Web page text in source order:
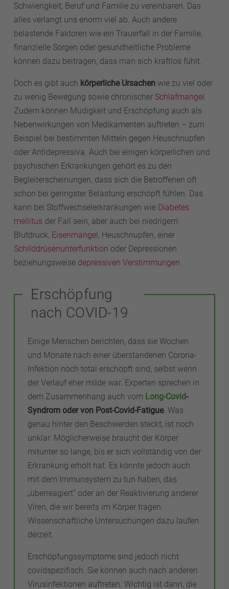
Schwierigkeit, Beruf und Familie zu vereinbaren. Das
alles verlangt uns enorm viel ab. Auch andere
belastende Faktoren wie ein Trauerfall in der Familie,
finanzielle Sorgen oder gesundheitliche Probleme
können dazu beitragen, dass man sich kraftlos fühlt.
Doch es gibt auch körperliche Ursachen wie zu viel oder
zu wenig Bewegung sowie chronischer Schlafmangel.
Zudem können Müdigkeit und Erschöpfung auch als
Nebenwirkungen von Medikamenten auftreten – zum
Beispiel bei bestimmten Mitteln gegen Heuschnupfen
oder Antidepressiva. Auch bei einigen körperlichen und
psychischen Erkrankungen gehört es zu den
Begleiterscheinungen, dass sich die Betroffenen oft
schon bei geringster Belastung erschöpft fühlen. Das
kann bei Stoffwechselerkrankungen wie Diabetes
mellitus der Fall sein, aber auch bei niedrigem
Blutdruck, Eisenmangel, Heuschnupfen, einer
Schilddrüsenunterfunktion oder Depressionen
beziehungsweise depressiven Verstimmungen.
Erschöpfung
nach COVID-19
Einige Menschen berichten, dass sie Wochen
und Monate nach einer überstandenen Corona-
Infektion noch total erschöpft sind, selbst wenn
der Verlauf eher milde war. Experten sprechen in
dem Zusammenhang auch vom Long-Covid-
Syndrom oder von Post-Covid-Fatigue. Was
genau hinter den Beschwerden steckt, ist noch
unklar. Möglicherweise braucht der Körper
mitunter so lange, bis er sich vollständig von der
Erkrankung erholt hat. Es könnte jedoch auch
mit dem Immunsystem zu tun haben, das
„überreagiert“ oder an der Reaktivierung anderer
Viren, die wir bereits im Körper tragen.
Wissenschaftliche Untersuchungen dazu laufen
derzeit.
Erschöpfungssymptome sind jedoch nicht
covidspezifisch. Sie können auch nach anderen
Virusinfektionen auftreten. Wichtig ist dann, die